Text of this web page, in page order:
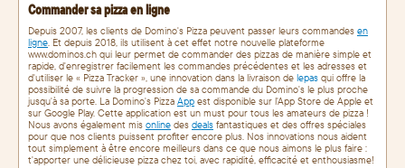
Commander sa pizza en ligne
Depuis 2007, les clients de Domino's Pizza peuvent passer leurs commandes en
ligne. Et depuis 2018, ils utilisent à cet effet notre nouvelle plateforme
www.dominos.ch qui leur permet de commander des pizzas de manière simple et
rapide, d'enregistrer facilement les commandes précédentes et les adresses et
d'utiliser le « Pizza Tracker », une innovation dans la livraison de lepas qui offre la
possibilité de suivre la progression de sa commande du Domino's le plus proche
jusqu'à sa porte. La Domino's Pizza App est disponible sur l'App Store de Apple et
sur Google Play. Cette application est un must pour tous les amateurs de pizza !
Nous avons également mis online des deals fantastiques et des offres spéciales
pour que nos clients puissent profiter encore plus. Nos innovations nous aident
tout simplement à être encore meilleurs dans ce que nous aimons le plus faire :
t'apporter une délicieuse pizza chez toi, avec rapidité, efficacité et enthousiasme!